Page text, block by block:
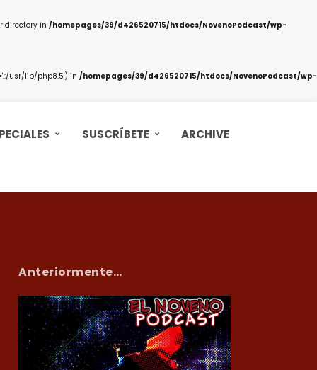
directory in /homepages/39/d426520715/htdocs/NovenoPodcast/wp-
usr/lib/php8.5') in /homepages/39/d426520715/htdocs/NovenoPodcast/wp-
SUSCRÍBETE ARCHIVE
Anteriormente…